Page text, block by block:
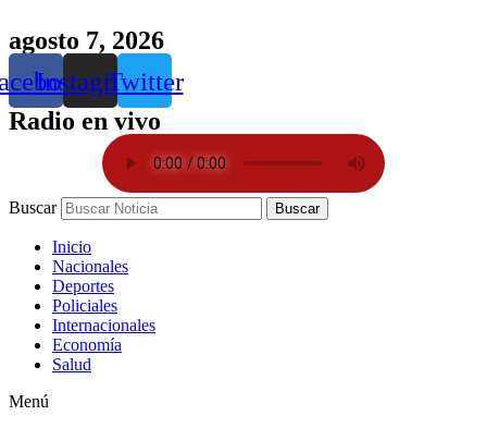
agosto 7, 2026
InstagramTwitter
Radio en vivo
Buscar Buscar
Inicio
Nacionales
Deportes
Policiales
Internacionales
Economía
Salud
Menú